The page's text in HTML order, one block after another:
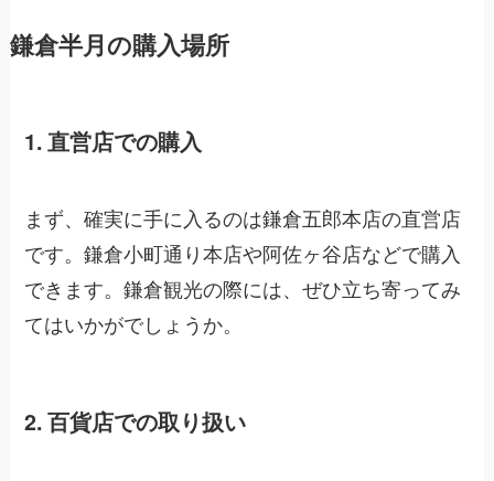
鎌倉半月の購入場所
1. 直営店での購入
まず、確実に手に入るのは鎌倉五郎本店の直営店
です。鎌倉小町通り本店や阿佐ヶ谷店などで購入
できます。鎌倉観光の際には、ぜひ立ち寄ってみ
てはいかがでしょうか。
2. 百貨店での取り扱い